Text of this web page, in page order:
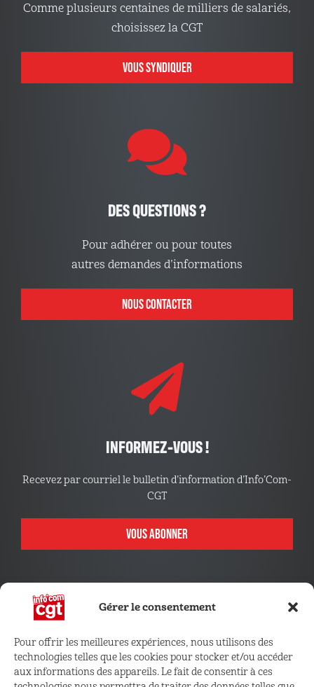
Gérer le consentement
Pour offrir les meilleures expériences, nous utilisons des
technologies telles que les cookies pour stocker et/ou accéder
aux informations des appareils. Le fait de consentir à ces
Comme plusieurs centaines de milliers de salariés,
choisissez la CGT
VOUS SYNDIQUER
DES QUESTIONS ?
Pour adhérer ou pour toutes
autres demandes d’informations
NOUS CONTACTER
INFORMEZ-VOUS !
Recevez par courriel le bulletin d’information d’Info’Com-
CGT
VOUS ABONNER
CONNECTEZ VOUS !